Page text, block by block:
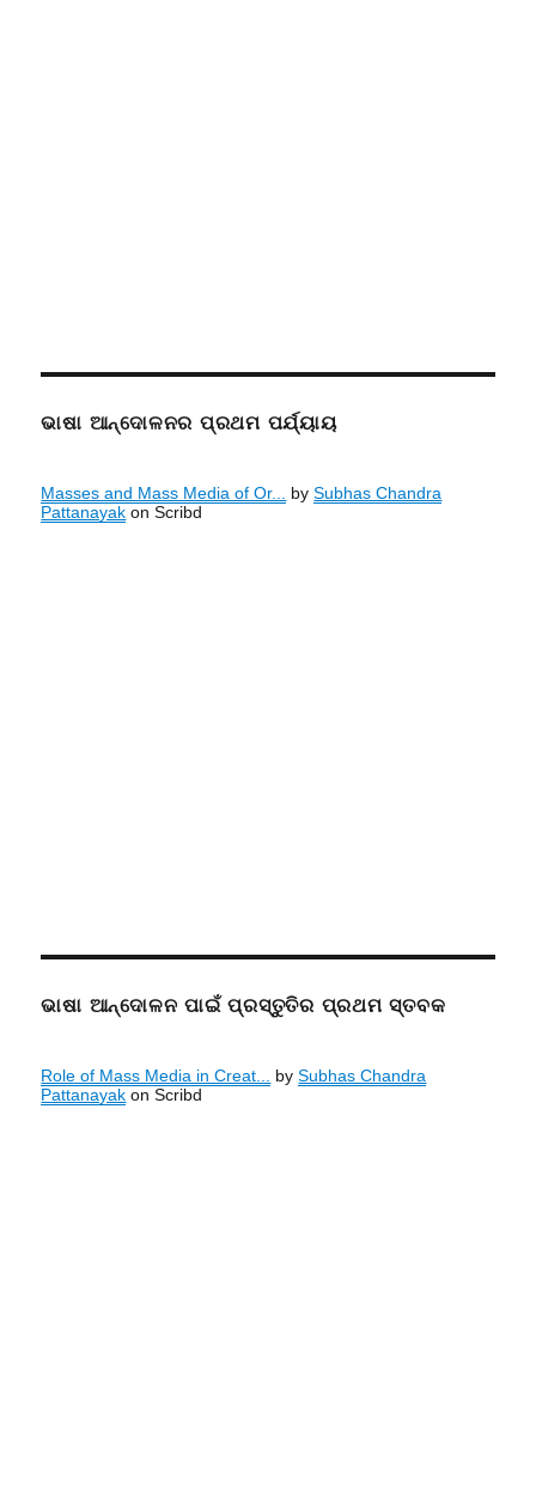
ଭାଷା ଆନ୍ଦୋଳନର ପ୍ରଥମ ପର୍ଯ୍ୟାୟ
Masses and Mass Media of Or... bySubhas Chandra
Pattanayak on Scribd
ଭାଷା ଆନ୍ଦୋଳନ ପାଇଁ ପ୍ରସ୍ତୁତିର ପ୍ରଥମ ସ୍ତବକ
Role of Mass Media in Creat... bySubhas Chandra
Pattanayak on Scribd